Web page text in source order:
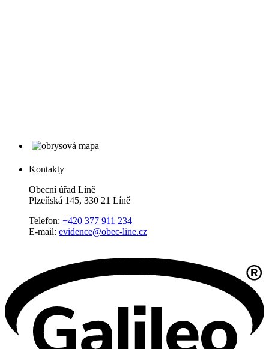
Kontakty
Obecní úřad Líně
Plzeňská 145, 330 21 Líně
Telefon: +420 377 911 234
E-mail: evidence@obec-line.cz